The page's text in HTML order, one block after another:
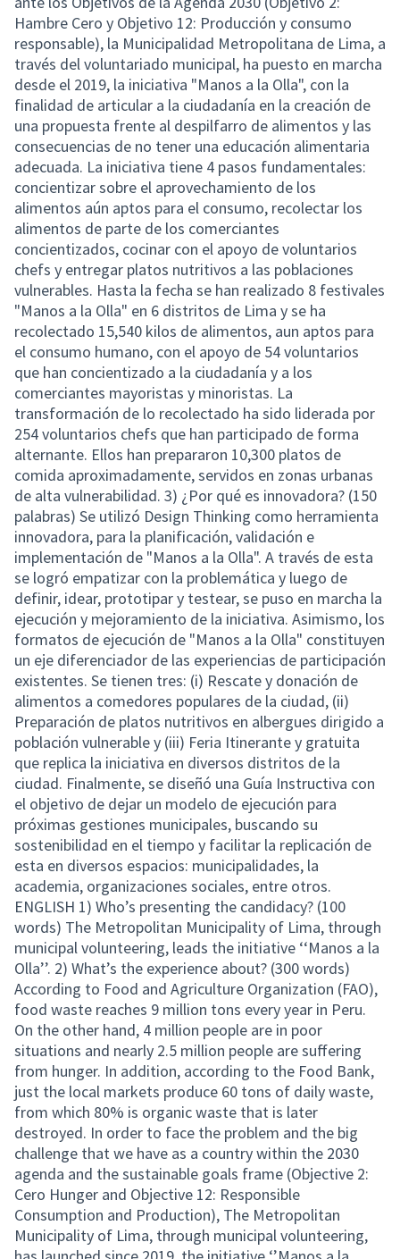
Hambre Cero y Objetivo 12: Producción y consumo
responsable), la Municipalidad Metropolitana de Lima, a
través del voluntariado municipal, ha puesto en marcha
desde el 2019, la iniciativa "Manos a la Olla", con la
finalidad de articular a la ciudadanía en la creación de
una propuesta frente al despilfarro de alimentos y las
consecuencias de no tener una educación alimentaria
adecuada. La iniciativa tiene 4 pasos fundamentales:
concientizar sobre el aprovechamiento de los
alimentos aún aptos para el consumo, recolectar los
alimentos de parte de los comerciantes
concientizados, cocinar con el apoyo de voluntarios
chefs y entregar platos nutritivos a las poblaciones
vulnerables. Hasta la fecha se han realizado 8 festivales
"Manos a la Olla" en 6 distritos de Lima y se ha
recolectado 15,540 kilos de alimentos, aun aptos para
el consumo humano, con el apoyo de 54 voluntarios
que han concientizado a la ciudadanía y a los
comerciantes mayoristas y minoristas. La
transformación de lo recolectado ha sido liderada por
254 voluntarios chefs que han participado de forma
alternante. Ellos han prepararon 10,300 platos de
comida aproximadamente, servidos en zonas urbanas
de alta vulnerabilidad. 3) ¿Por qué es innovadora? (150
palabras) Se utilizó Design Thinking como herramienta
innovadora, para la planificación, validación e
implementación de "Manos a la Olla". A través de esta
se logró empatizar con la problemática y luego de
definir, idear, prototipar y testear, se puso en marcha la
ejecución y mejoramiento de la iniciativa. Asimismo, los
formatos de ejecución de "Manos a la Olla" constituyen
un eje diferenciador de las experiencias de participación
existentes. Se tienen tres: (i) Rescate y donación de
alimentos a comedores populares de la ciudad, (ii)
Preparación de platos nutritivos en albergues dirigido a
población vulnerable y (iii) Feria Itinerante y gratuita
que replica la iniciativa en diversos distritos de la
ciudad. Finalmente, se diseñó una Guía Instructiva con
el objetivo de dejar un modelo de ejecución para
próximas gestiones municipales, buscando su
sostenibilidad en el tiempo y facilitar la replicación de
esta en diversos espacios: municipalidades, la
academia, organizaciones sociales, entre otros.
ENGLISH 1) Who’s presenting the candidacy? (100
words) The Metropolitan Municipality of Lima, through
municipal volunteering, leads the initiative ‘‘Manos a la
Olla’’. 2) What’s the experience about? (300 words)
According to Food and Agriculture Organization (FAO),
food waste reaches 9 million tons every year in Peru.
On the other hand, 4 million people are in poor
situations and nearly 2.5 million people are suffering
from hunger. In addition, according to the Food Bank,
just the local markets produce 60 tons of daily waste,
from which 80% is organic waste that is later
destroyed. In order to face the problem and the big
challenge that we have as a country within the 2030
agenda and the sustainable goals frame (Objective 2:
Cero Hunger and Objective 12: Responsible
Consumption and Production), The Metropolitan
Municipality of Lima, through municipal volunteering,